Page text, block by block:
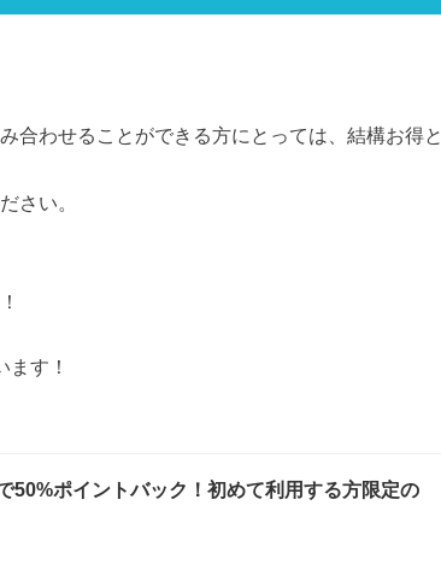
合わせることができる方にとっては、結構お得と
さい。
す！
50%ポイントバック！初めて利用する方限定の